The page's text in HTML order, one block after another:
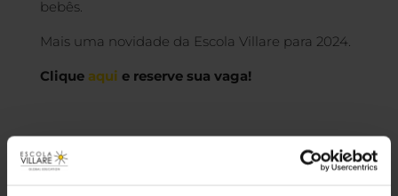
bebês.
Mais uma novidade da Escola Villare para 2024.
Clique aqui e reserve sua vaga!
PREV NEXT